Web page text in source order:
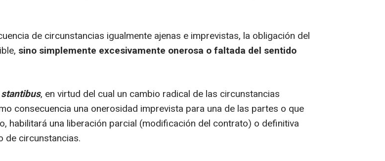
de circunstancias igualmente ajenas e imprevistas, la obligación del
sino simplemente excesivamente onerosa o faltada del sentido
, en virtud del cual un cambio radical de las circunstancias
consecuencia una onerosidad imprevista para una de las partes o que
habilitará una liberación parcial (modificación del contrato) o definitiva
de circunstancias.